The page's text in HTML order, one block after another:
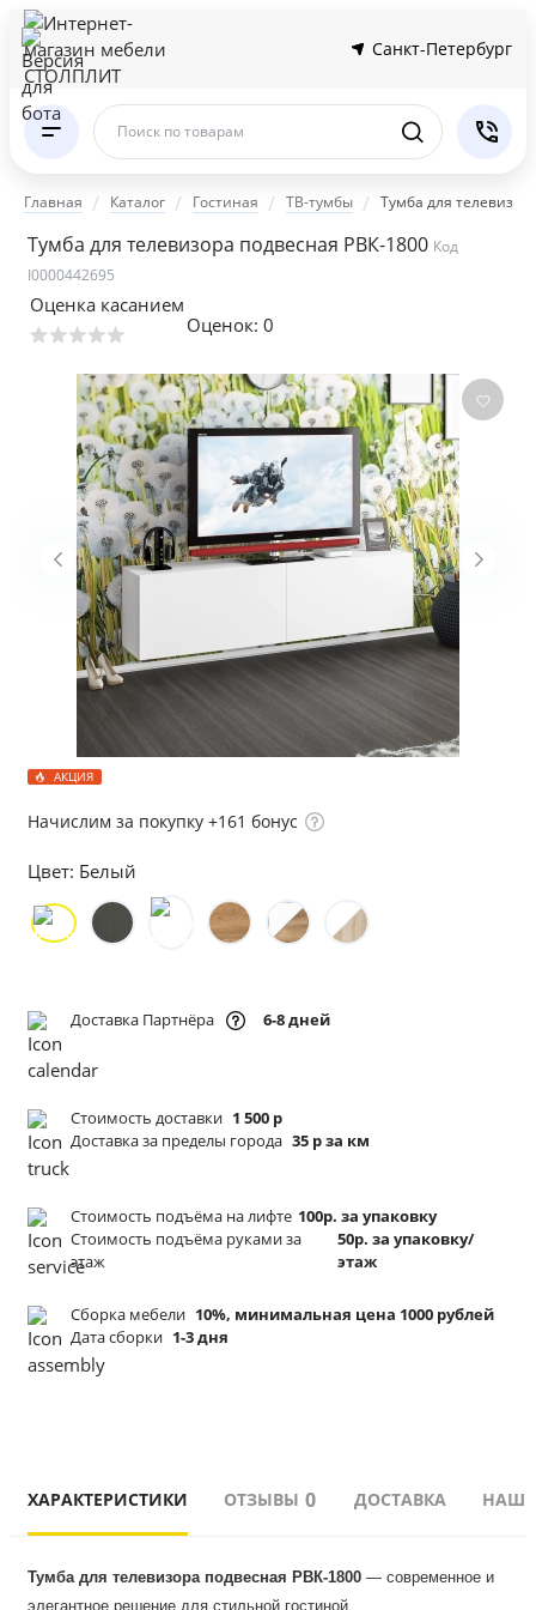
Санкт-Петербург
Поиск по товарам
Главная Каталог Гостиная ТВ-тумбы Тумба для
Тумба для телевизора подвесная РВК-1800 Код
I0000442695
Оценка касанием
Оценок: 0
АКЦИЯ
Начислим за покупку +161 бонус
Цвет: Белый
Доставка Партнёра 6-8 дней
Стоимость доставки 1 500 р
Доставка за пределы города 35 р за км
Стоимость подъёма на лифте 100р. за упаковку
Стоимость подъёма руками за
этаж
50р. за упаковку/
этаж
Сборка мебели 10%, минимальная цена 1000 рублей
Дата сборки 1-3 дня
ХАРАКТЕРИСТИКИ ОТЗЫВЫ 0 ДОСТАВКА
Тумба для телевизора подвесная РВК-1800 — современное и
элегантное решение для стильной гостиной.